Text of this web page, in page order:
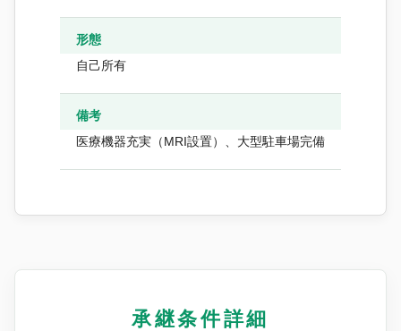
形態
自己所有
備考
医療機器充実（MRI設置）、大型駐車場完備
承継条件詳細